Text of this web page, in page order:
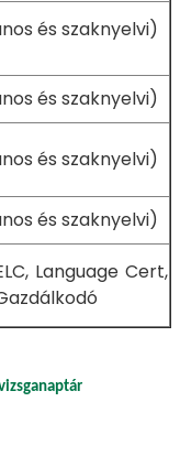
és szaknyelvi)
és szaknyelvi)
és szaknyelvi)
és szaknyelvi)
Language Cert,